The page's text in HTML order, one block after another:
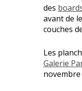
des
avant de
couches
Les
Galerie